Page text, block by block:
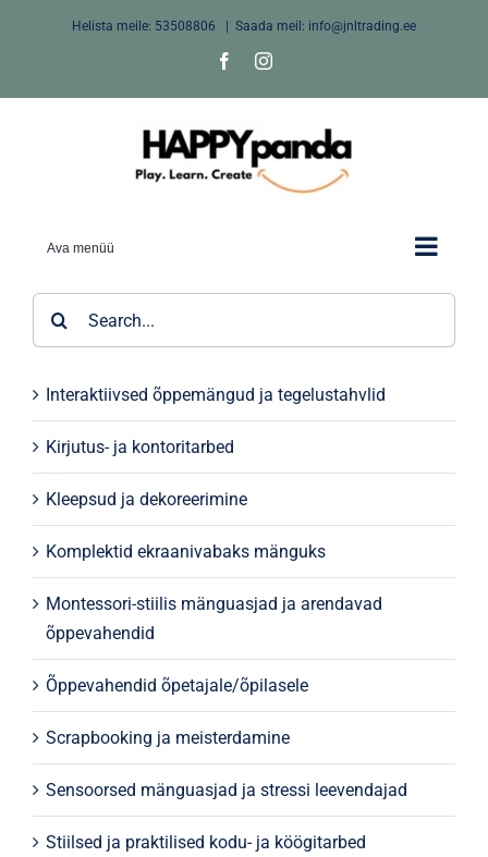
Helista meile: 53508806 Saada meil: info@jnltrading.ee
FacebookInstagram
Ava menüü
Interaktiivsed õppemängud ja tegelustahvlid
Kirjutus- ja kontoritarbed
Kleepsud ja dekoreerimine
Komplektid ekraanivabaks mänguks
Montessori-stiilis mänguasjad ja arendavad
õppevahendid
Õppevahendid õpetajale/õpilasele
Scrapbooking ja meisterdamine
Sensoorsed mänguasjad ja stressi leevendajad
Stiilsed ja praktilised kodu- ja köögitarbed